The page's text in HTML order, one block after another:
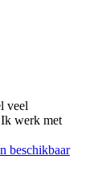
veel
werk met
beschikbaar